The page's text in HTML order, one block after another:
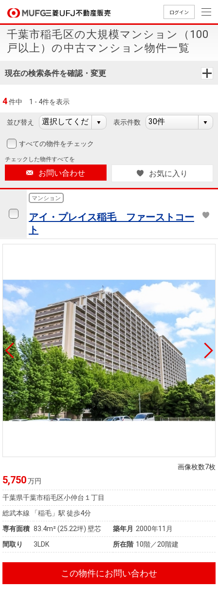
ログイン
買いたいTOP
中古
マン
ショ
ンを
探す
築・
中古
を探
す
用
物
件
を
探
す
件を
探す
購入向け
サービス
住宅ロー
ンシミュ
レーショ
ン
住まい1プ
ラス（お
役立ちコ
ラム）
（電子ブ
ック）
売りたいTOP
無
料
査
定
却
相
売却
金額
試算
売却向け
サービス
周辺相場
検索
住まい1プ
ラス（お
役立ちコ
ラム）
住まいと
暮らしの
税金の本
（電子ブ
売却ガイ
ド
店舗案内TOP
店舗のご
案内（首
都圏）
古屋）
案内（関
西）
会社情報TOP
ごあいさ
つ
Way
経営ビジ
ョン
沿革
図
リリース
（電子ブ
ック版）
採用情報TOP
新卒採用
情報
買いたい
売りたい
店舗案内
会社情報
採用情報
法人のお客さま
提携企業にお勤めの方
会員ページ
千葉市稲毛区の大規模マンション（100
戸以上）の中古マンション物件一覧
現在の検索条件を確認・変更
4件中 1 - 4件を表示
並び替え 表示件数
すべての物件をチェック
チェックした物件すべてを
お問い合わせ お気に入り
マンション
アイ・プレイス稲毛 ファーストコー
ト
画像枚数7枚
5,750万円
千葉県千葉市稲毛区小仲台１丁目
総武本線 「稲毛」駅 徒歩4分
専有面積 83.4m²(25.22坪) 壁芯 築年月 2000年11月
間取り
3LDK 所在階 10階／20階建
この物件にお問い合わせ